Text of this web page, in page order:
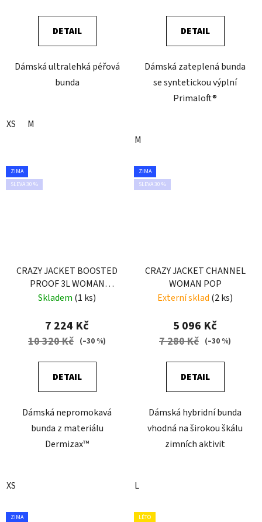
DETAIL
Dámská ultralehká péřová
bunda
XS M
DETAIL
Dámská zateplená bunda
se syntetickou výplní
Primaloft®
M
ZIMA
SLEVA 30 %
CRAZY JACKET BOOSTED
PROOF 3L WOMAN
BLUEBERRY
Skladem (1 ks)
7 224 Kč
10 320 Kč (–30 %)
DETAIL
Dámská nepromokavá
bunda z materiálu
Dermizax™
XS
ZIMA
SLEVA 30 %
CRAZY JACKET CHANNEL
WOMAN POP
Externí sklad (2 ks)
5 096 Kč
7 280 Kč (–30 %)
DETAIL
Dámská hybridní bunda
vhodná na širokou škálu
zimních aktivit
L
ZIMA
LÉTO